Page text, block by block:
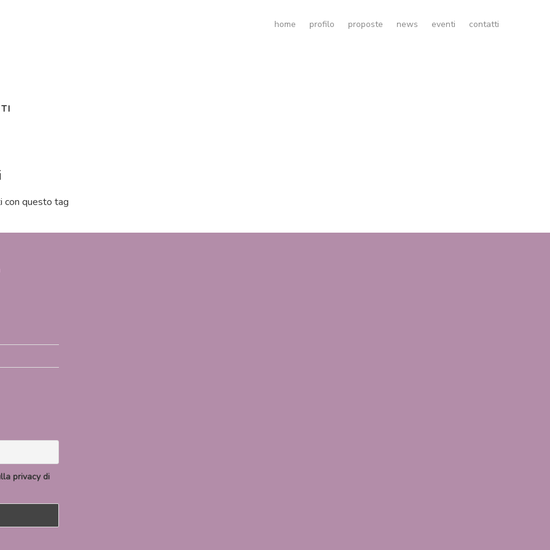
home profilo proposte news eventi contatti
con questo tag
privacy di